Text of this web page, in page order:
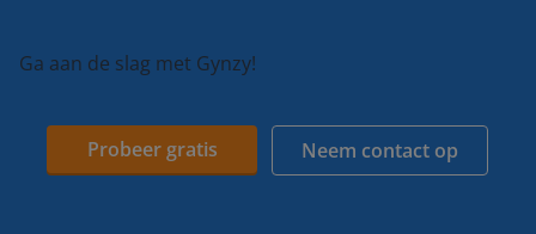
Ga aan de slag met Gynzy!
Probeer gratis Neem contact op